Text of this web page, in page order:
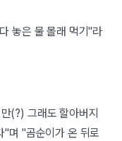
놓은 물 몰래 먹기"라
(?) 그래도 할아버지
"며 "곰순이가 온 뒤로